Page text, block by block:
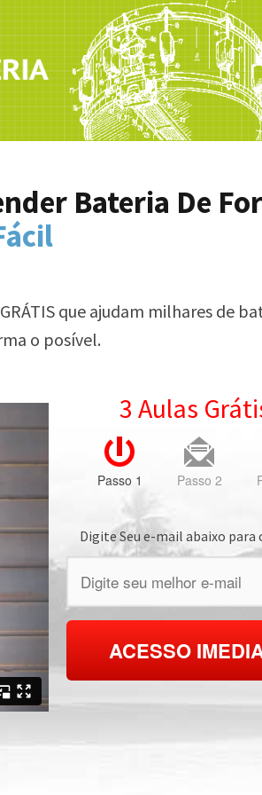
Bateria De
que ajudam milhares de
o posível.
3 Aulas
Passo 1 Passo 2
Digite Seu e-mail abaixo para
ACESSO